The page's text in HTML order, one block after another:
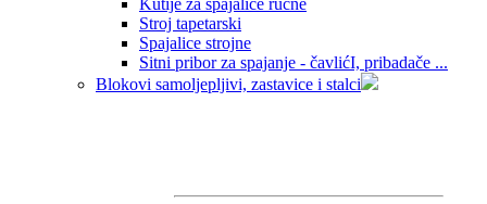
Kutije za spajalice ručne
Stroj tapetarski
Spajalice strojne
Sitni pribor za spajanje - čavlićI, pribadače ...
Blokovi samoljepljivi, zastavice i stalci